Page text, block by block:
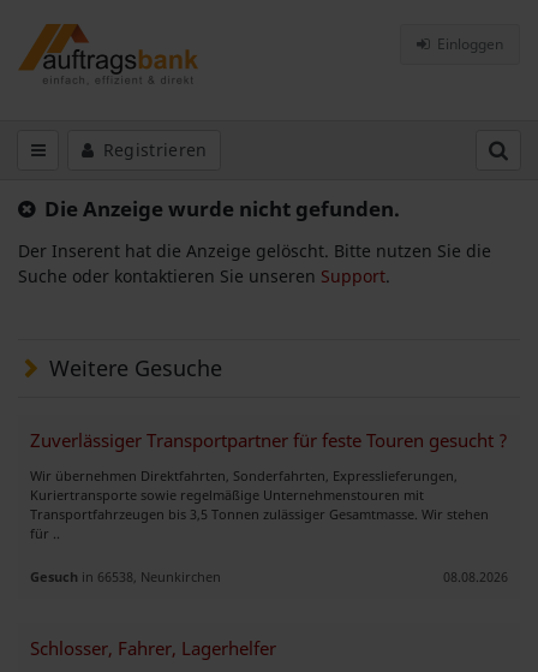
Einloggen
Registrieren
Die Anzeige wurde nicht gefunden.
Der Inserent hat die Anzeige gelöscht. Bitte nutzen Sie die
Suche oder kontaktieren Sie unseren Support.
Weitere Gesuche
Zuverlässiger Transportpartner für feste Touren gesucht ?
Wir übernehmen Direktfahrten, Sonderfahrten, Expresslieferungen,
Kuriertransporte sowie regelmäßige Unternehmenstouren mit
Transportfahrzeugen bis 3,5 Tonnen zulässiger Gesamtmasse. Wir stehen
für ..
Gesuch in 66538, Neunkirchen 08.08.2026
Schlosser, Fahrer, Lagerhelfer